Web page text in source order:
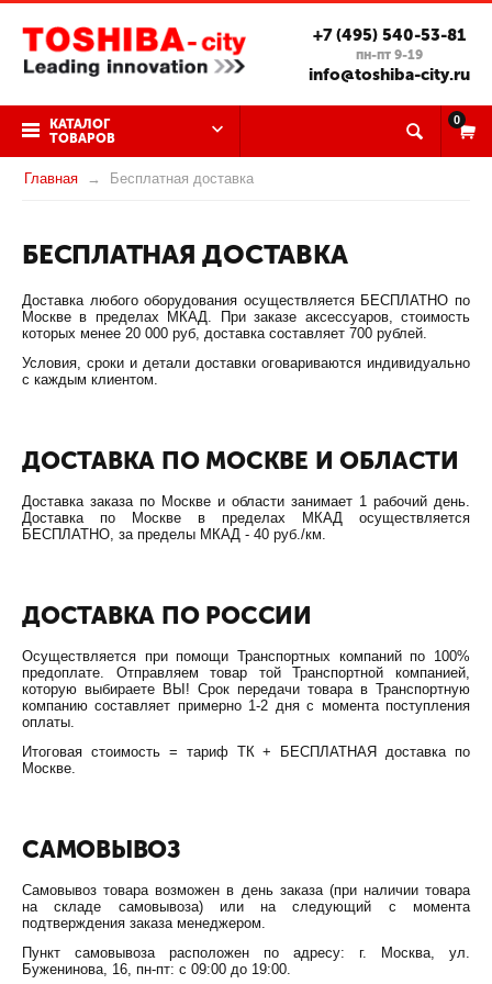
+7 (495) 540-53-81
пн-пт 9-19
info@toshiba-city.ru
КАТАЛОГ
ТОВАРОВ
0
Главная Бесплатная доставка
БЕСПЛАТНАЯ ДОСТАВКА
Доставка любого оборудования осуществляется БЕСПЛАТНО по
Москве в пределах МКАД. При заказе аксессуаров, стоимость
которых менее 20 000 руб, доставка составляет 700 рублей.
Условия, сроки и детали доставки оговариваются индивидуально
с каждым клиентом.
ДОСТАВКА ПО МОСКВЕ И ОБЛАСТИ
Доставка заказа по Москве и области занимает 1 рабочий день.
Доставка по Москве в пределах МКАД осуществляется
БЕСПЛАТНО, за пределы МКАД - 40 руб./км.
ДОСТАВКА ПО РОССИИ
Осуществляется при помощи Транспортных компаний по 100%
предоплате. Отправляем товар той Транспортной компанией,
которую выбираете ВЫ! Срок передачи товара в Транспортную
компанию составляет примерно 1-2 дня с момента поступления
оплаты.
Итоговая стоимость = тариф ТК + БЕСПЛАТНАЯ доставка по
Москве.
САМОВЫВОЗ
Самовывоз товара возможен в день заказа (при наличии товара
на складе самовывоза) или на следующий с момента
подтверждения заказа менеджером.
Пункт самовывоза расположен по адресу: г. Москва, ул.
Буженинова, 16, пн-пт: с 09:00 до 19:00.